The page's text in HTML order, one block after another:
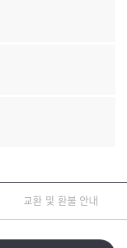
교환 및 환불 안내